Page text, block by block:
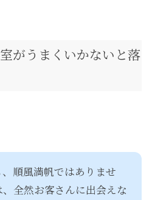
がうまくいかないと落
順風満帆ではありませ
全然お客さんに出会えな